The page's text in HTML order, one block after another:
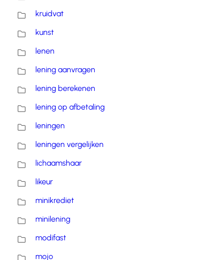
kruidvat
kunst
lenen
lening aanvragen
lening berekenen
lening op afbetaling
leningen
leningen vergelijken
lichaamshaar
likeur
minikrediet
minilening
modifast
mojo